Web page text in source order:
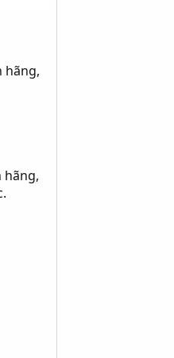
hãng,
hãng,